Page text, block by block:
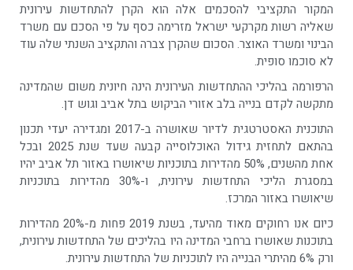
המקור התקציבי להסכמים אלה הוא הקרן להתחדשות עירונית
שאליה רשות מקרקעי ישראל מזרימה כסף על פי הסכם עם משרד
הבינוי ומשרד האוצר. הסכום שהקרן צברה והתקציב השנתי שלה עוד
לא סוכמו סופית.
הרפורמה בהליכי ההתחדשות העירונית הינה חיונית משום שהמדינה
מתקשה לקדם בנייה בלב אזורי הביקוש בתל אביב וגוש דן.
התוכנית האסטרטגית לדיור שאושרה ב-2017 ומגדירה יעדי תכנון
בהתאם לתחזית גידול האוכלוסייה קבעה שעד שנת 2025 ובכל
אחת מהשנים, 50% מהדירות בתוכניות שיאושרו באזור תל אביב יהיו
במסגרת הליכי התחדשות עירונית, ו-30% מהדירות בתוכניות
שיאושרו באזור המרכז.
כיום אנו רחוקים מאוד מהיעד, בשנת 2019 פחות מ-20% מהדירות
בתוכנות שאושרו ברחבי המדינה היו בהליכים של התחדשות עירונית,
ורק 6% מהיתרי הבנייה היו לתוכניות של התחדשות עירונית.